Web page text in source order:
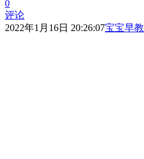
0
评论
2022年1月16日 20:26:07宝宝早教